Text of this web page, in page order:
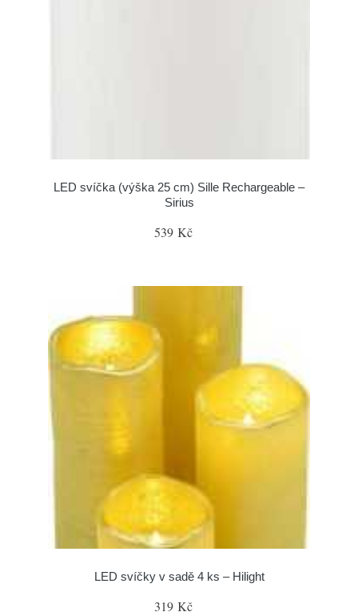
LED svíčka (výška 25 cm) Sille Rechargeable –
Sirius
539 Kč
LED svíčky v sadě 4 ks – Hilight
319 Kč